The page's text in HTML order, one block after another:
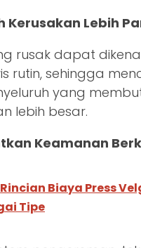
Kerusakan Lebih
rusak dapat
rutin, sehingga
yang
lebih besar.
Keamanan
Rincian Biaya Press
Tipe